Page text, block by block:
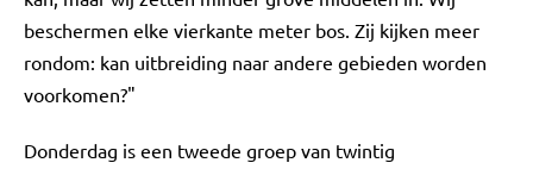
beschermen elke vierkante meter bos. Zij kijken meer
rondom: kan uitbreiding naar andere gebieden worden
voorkomen?"
Donderdag is een tweede groep van twintig